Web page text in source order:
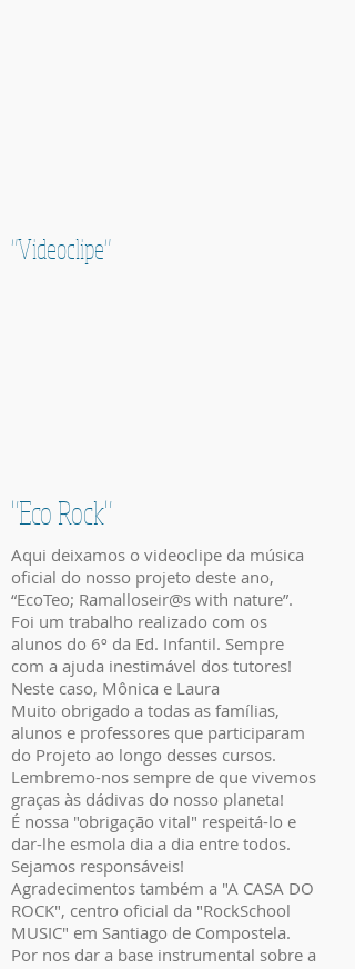
"Videoclipe"
"Eco Rock"
Aqui deixamos o videoclipe da música
oficial do nosso projeto deste ano,
“EcoTeo; Ramalloseir@s with nature”.
Foi um trabalho realizado com os
alunos do 6º da Ed. Infantil. Sempre
com a ajuda inestimável dos tutores!
Neste caso, Mônica e Laura
Muito obrigado a todas as famílias,
alunos e professores que participaram
do Projeto ao longo desses cursos.
Lembremo-nos sempre de que vivemos
graças às dádivas do nosso planeta!
É nossa "obrigação vital" respeitá-lo e
dar-lhe esmola dia a dia entre todos.
Sejamos responsáveis!
Agradecimentos também a "A CASA DO
ROCK", centro oficial da "RockSchool
MUSIC" em Santiago de Compostela.
Por nos dar a base instrumental sobre a